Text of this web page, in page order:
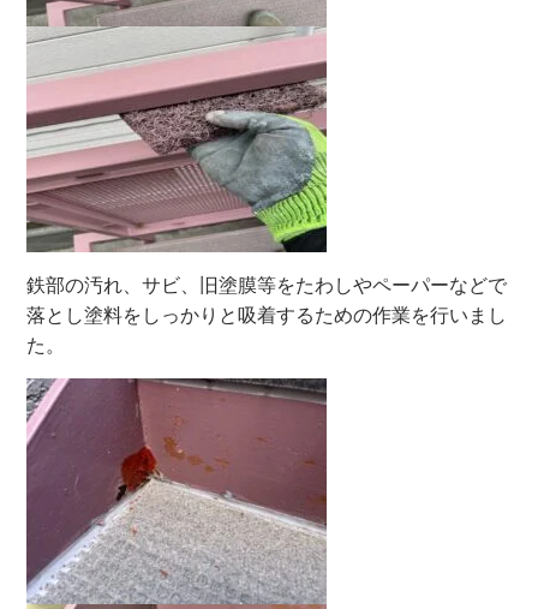
鉄部の汚れ、サビ、旧塗膜等をたわしやペーパーなどで
落とし塗料をしっかりと吸着するための作業を行いまし
た。